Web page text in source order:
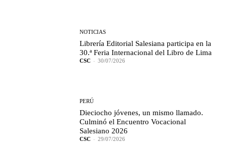
NOTICIAS
Librería Editorial Salesiana participa en la
30.ª Feria Internacional del Libro de Lima
CSC - 30/07/2026
PERÚ
Dieciocho jóvenes, un mismo llamado.
Culminó el Encuentro Vocacional
Salesiano 2026
CSC - 29/07/2026